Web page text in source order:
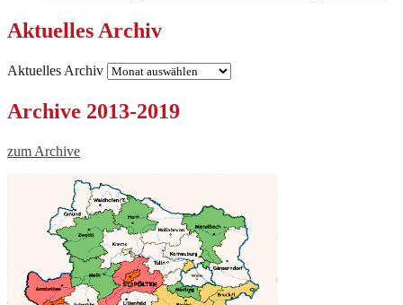
Aktuelles Archiv
Aktuelles Archiv
Archive 2013-2019
zum Archive